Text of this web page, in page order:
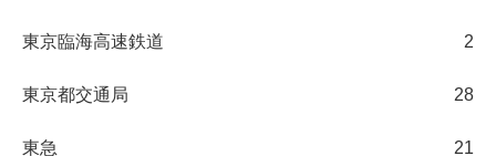
東京臨海高速鉄道 2
東京都交通局 28
東急 21